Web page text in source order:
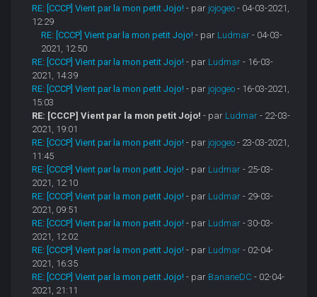
RE: [CCCP] Vient par la mon petit Jojo! - par jojogeo - 04-03-2021,
12:29
RE: [CCCP] Vient par la mon petit Jojo! - par Ludmar - 04-03-
2021, 12:50
RE: [CCCP] Vient par la mon petit Jojo! - par Ludmar - 16-03-
2021, 14:39
RE: [CCCP] Vient par la mon petit Jojo! - par jojogeo - 16-03-2021,
15:03
RE: [CCCP] Vient par la mon petit Jojo! - par Ludmar - 22-03-
2021, 19:01
RE: [CCCP] Vient par la mon petit Jojo! - par jojogeo - 23-03-2021,
11:45
RE: [CCCP] Vient par la mon petit Jojo! - par Ludmar - 25-03-
2021, 12:10
RE: [CCCP] Vient par la mon petit Jojo! - par Ludmar - 29-03-
2021, 09:51
RE: [CCCP] Vient par la mon petit Jojo! - par Ludmar - 30-03-
2021, 12:02
RE: [CCCP] Vient par la mon petit Jojo! - par Ludmar - 02-04-
2021, 16:35
RE: [CCCP] Vient par la mon petit Jojo! - par BananeDC - 02-04-
2021, 21:11